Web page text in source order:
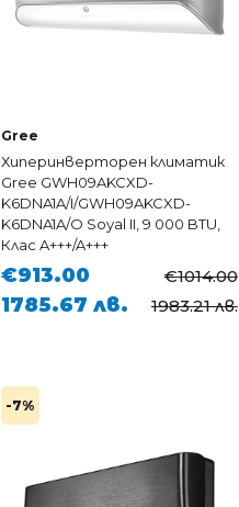
Gree
Хиперинверторен климатик
Gree GWH09AKCXD-
K6DNA1A/I/GWH09AKCXD-
K6DNA1A/O Soyal II, 9 000 BTU,
Клас A+++/A+++
€913.00 €1014.00
1785.67 лв. 1983.21 лв.
-7%